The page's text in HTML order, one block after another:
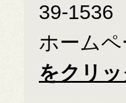
39-1536
ホーム
をクリッ